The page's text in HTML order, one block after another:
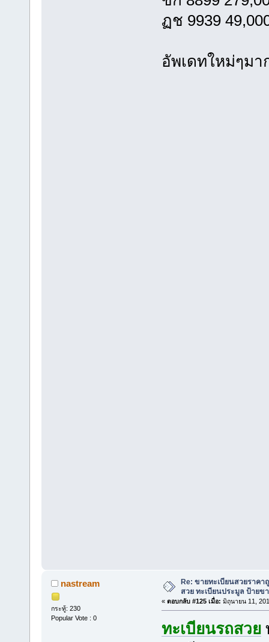
ฏช 9939
อัพเดทใหม่ๆม
nastream
กระทู้: 230
Popular Vote : 0
Re: ขายทะเบียนสวยราคา
สวย ทะเบียนประมูล ป้ายข
« ตอบกลับ #125 เมื่อ: มิถุนายน 11,
ทะเบียนรถสวย